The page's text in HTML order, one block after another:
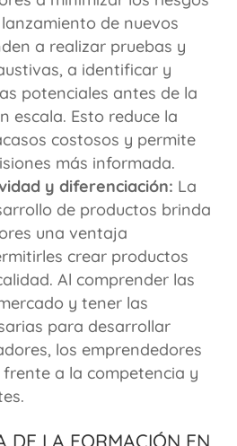
de nuevos
a realizar pruebas y
a identificar y
potenciales antes de la
escala. Esto reduce la
costosos y permite
más informada.
y diferenciación: La
de productos brinda
una ventaja
crear productos
Al comprender las
y tener las
para desarrollar
los emprendedores
a la competencia y
de la formación en